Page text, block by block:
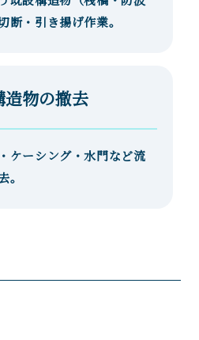
断・引き揚げ作業。
造物の撤去
ケーシング・水門など流
。